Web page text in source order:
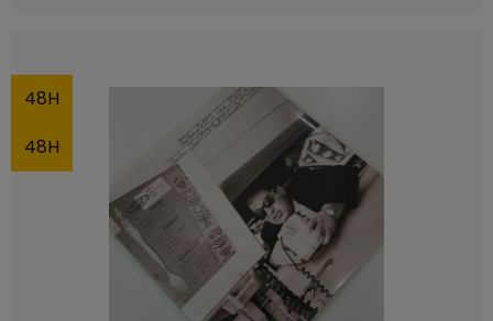
48H
48H